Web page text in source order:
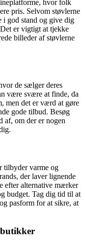
hvor folk
pris. Selvom støvlerne
i god stand og give dig
er vigtigt at tjekke
billeder af støvlerne
de sælger deres
være svære at finde, da
men det er værd at gøre
gode tilbud. Besøg
af, om der er nogen
tilbyder varme og
der laver lignende
efter alternative mærker
budget. Tag dig tid til at
pasform for at sikre, at